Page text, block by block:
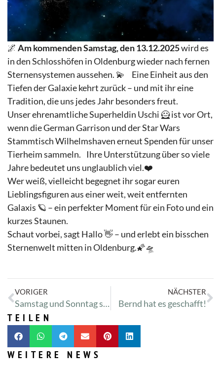
🌌 Am kommenden Samstag, den 13.12.2025wird es
in den Schlosshöfen in Oldenburg wieder nach fernen
Sternensystemen aussehen. 💫 Eine Einheit aus den
Tiefen der Galaxie kehrt zurück – und mit ihr eine
Tradition, die uns jedes Jahr besonders freut.
Unser ehrenamtliche Superheldin Uschi 🦸 ist vor Ort,
wenn die German Garrison und der Star Wars
Stammtisch Wilhelmshaven erneut Spenden für unser
Tierheim sammeln. Ihre Unterstützung über so viele
Jahre bedeutet uns unglaublich viel.❤️
Wer weiß, vielleicht begegnet ihr sogar euren
Lieblingsfiguren aus einer weit, weit entfernten
Galaxis 🪐 – ein perfekter Moment für ein Foto und ein
kurzes Staunen.
Schaut vorbei, sagt Hallo 👋 – und erlebt ein bisschen
Sternenwelt mitten in Oldenburg.🌠🛸
VORIGER
Samstag und Sonntag sind unsere Veggie-Freunde wieder zu Besuch!
NÄCHSTER
Bernd hat es geschafft!
TEILEN
WEITERE NEWS